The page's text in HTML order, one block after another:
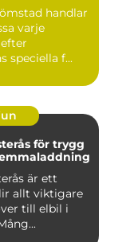
handlar
varje
speciella f...
för trygg
är ett
allt viktigare
till elbil i